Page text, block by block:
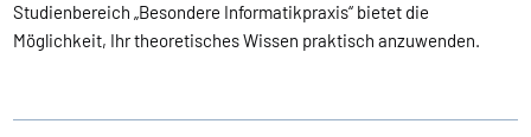
Studienbereich „Besondere Informatikpraxis“ bietet die
Möglichkeit, Ihr theoretisches Wissen praktisch anzuwenden.